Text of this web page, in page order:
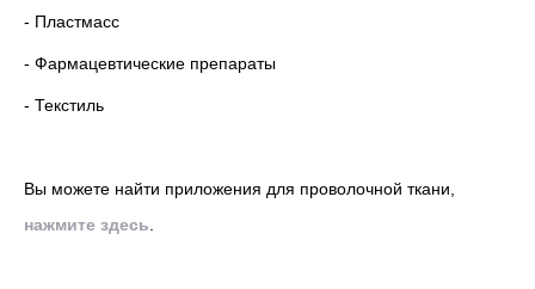
- Пластмасс
- Фармацевтические препараты
- Текстиль
Вы можете найти приложения для проволочной ткани,
нажмите здесь.